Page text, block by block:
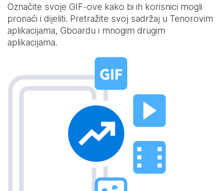
Označite svoje GIF-ove kako bi ih korisnici mogli
pronaći i dijeliti. Pretražite svoj sadržaj u Tenorovim
aplikacijama, Gboardu i mnogim drugim
aplikacijama.